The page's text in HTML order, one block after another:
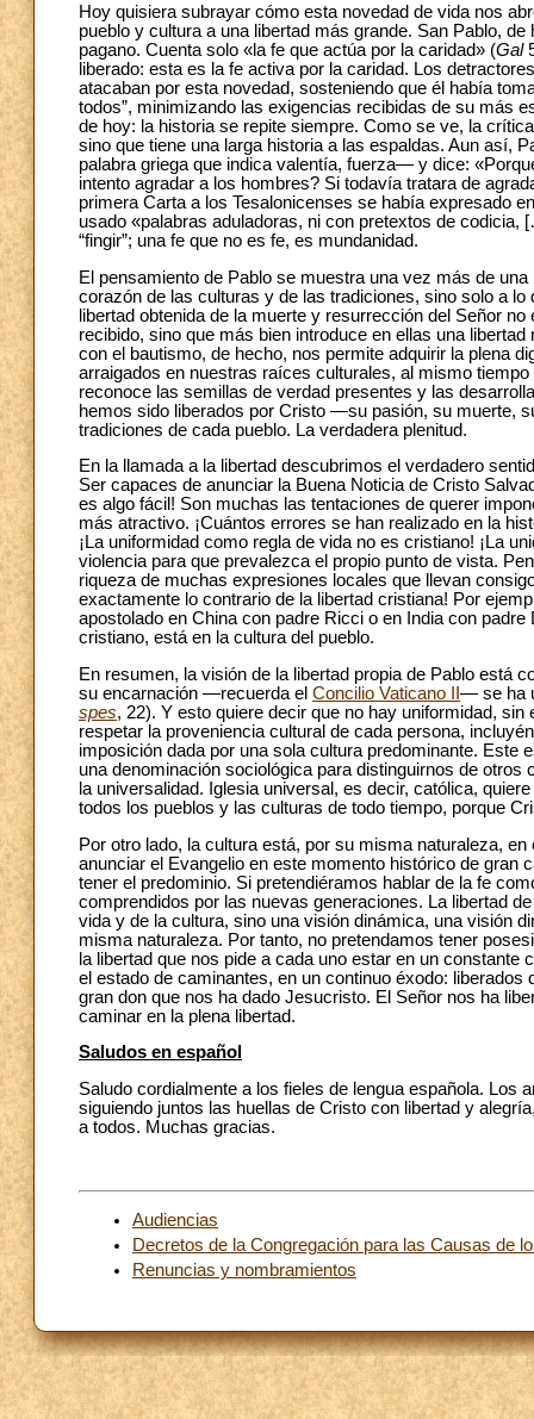
Hoy quisiera subrayar cómo esta novedad de vida nos
pueblo y cultura a una libertad más grande. San Pablo,
pagano. Cuenta solo «la fe que actúa por la caridad» (Gal
liberado: esta es la fe activa por la caridad. Los
atacaban por esta novedad, sosteniendo que él había
todos”, minimizando las exigencias recibidas de su más
de hoy: la historia se repite siempre. Como se ve, la
sino que tiene una larga historia a las espaldas. Aun así,
palabra griega que indica valentía, fuerza— y dice:
intento agradar a los hombres? Si todavía tratara de
primera Carta a los Tesalonicenses se había expresado
usado «palabras aduladoras, ni con pretextos de codicia,
“fingir”; una fe que no es fe, es mundanidad.
El pensamiento de Pablo se muestra una vez más de
corazón de las culturas y de las tradiciones, sino solo a
libertad obtenida de la muerte y resurrección del Señor
recibido, sino que más bien introduce en ellas una
con el bautismo, de hecho, nos permite adquirir la plena
arraigados en nuestras raíces culturales, al mismo
reconoce las semillas de verdad presentes y las
hemos sido liberados por Cristo —su pasión, su muerte,
tradiciones de cada pueblo. La verdadera plenitud.
En la llamada a la libertad descubrimos el verdadero
Ser capaces de anunciar la Buena Noticia de Cristo
es algo fácil! Son muchas las tentaciones de querer
más atractivo. ¡Cuántos errores se han realizado en la
¡La uniformidad como regla de vida no es cristiano! ¡La
violencia para que prevalezca el propio punto de vista.
riqueza de muchas expresiones locales que llevan
exactamente lo contrario de la libertad cristiana! Por
apostolado en China con padre Ricci o en India con
cristiano, está en la cultura del pueblo.
En resumen, la visión de la libertad propia de Pablo está
su encarnación —recuerda el Concilio Vaticano II — se ha
spes, 22). Y esto quiere decir que no hay uniformidad,
respetar la proveniencia cultural de cada persona,
imposición dada por una sola cultura predominante. Este
una denominación sociológica para distinguirnos de
la universalidad. Iglesia universal, es decir, católica,
todos los pueblos y las culturas de todo tiempo, porque
Por otro lado, la cultura está, por su misma naturaleza,
anunciar el Evangelio en este momento histórico de gran
tener el predominio. Si pretendiéramos hablar de la fe
comprendidos por las nuevas generaciones. La libertad
vida y de la cultura, sino una visión dinámica, una visión
misma naturaleza. Por tanto, no pretendamos tener
la libertad que nos pide a cada uno estar en un
el estado de caminantes, en un continuo éxodo:
gran don que nos ha dado Jesucristo. El Señor nos ha
caminar en la plena libertad.
Saludos en español
Saludo cordialmente a los fieles de lengua española. Los
siguiendo juntos las huellas de Cristo con libertad y
a todos. Muchas gracias.
Audiencias
Decretos de la Congregación para las Causas de
Renuncias y nombramientos